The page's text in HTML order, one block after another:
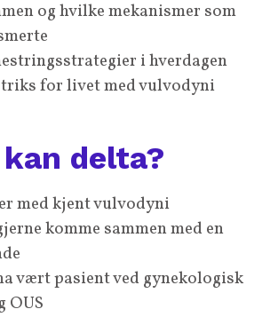
og hvilke mekanismer som
i hverdagen
for livet med vulvodyni
delta?
med kjent vulvodyni
komme sammen med en
vært pasient ved gynekologisk
OUS